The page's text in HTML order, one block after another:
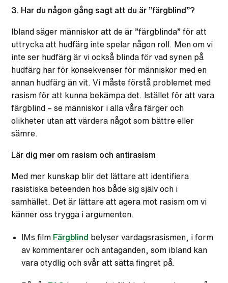
3. Har du någon gång sagt att du är ”färgblind”?
Ibland säger människor att de är ”färgblinda” för att
uttrycka att hudfärg inte spelar någon roll. Men om vi
inte ser hudfärg är vi också blinda för vad synen på
hudfärg har för konsekvenser för människor med en
annan hudfärg än vit. Vi måste förstå problemet med
rasism för att kunna bekämpa det. Istället för att vara
färgblind – se människor i alla våra färger och
olikheter utan att värdera något som bättre eller
sämre.
Lär dig mer om rasism och antirasism
Med mer kunskap blir det lättare att identifiera
rasistiska beteenden hos både sig själv och i
samhället. Det är lättare att agera mot rasism om vi
känner oss trygga i argumenten.
IMs film Färgblind
belyser vardagsrasismen, i form
av kommentarer och antaganden, som ibland kan
vara otydlig och svår att sätta fingret på.